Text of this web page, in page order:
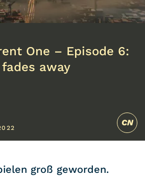
One – Episode 6:
away
CN
groß geworden.